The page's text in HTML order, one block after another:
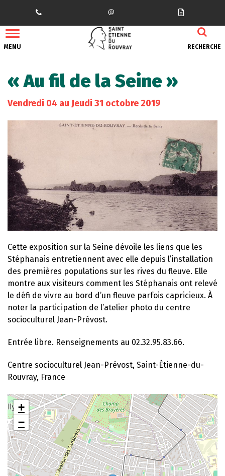
MENU RECHERCHE
« Au fil de la Seine »
Vendredi 04 au Jeudi 31 octobre 2019
Cette exposition sur la Seine dévoile les liens que les
Stéphanais entretiennent avec elle depuis l’installation
des premières populations sur les rives du fleuve. Elle
montre aux visiteurs comment les Stéphanais ont relevé
le défi de vivre au bord d’un fleuve parfois capricieux. À
noter la participation de l’atelier photo du centre
socioculturel Jean-Prévost.
Entrée libre. Renseignements au 02.32.95.83.66.
Centre socioculturel Jean-Prévost, Saint-Étienne-du-
Rouvray, France
+
−